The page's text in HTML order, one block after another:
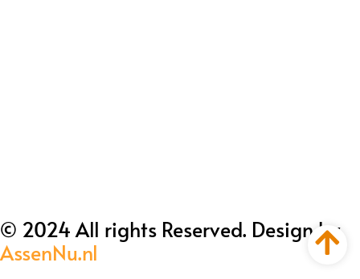
© 2024 All rights Reserved. Design by
AssenNu.nl